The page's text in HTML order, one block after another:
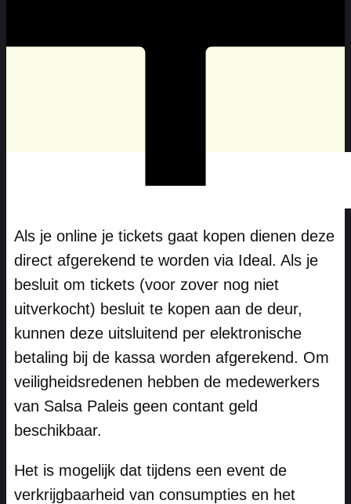
Als je online je tickets gaat kopen dienen deze
direct afgerekend te worden via Ideal. Als je
besluit om tickets (voor zover nog niet
uitverkocht) besluit te kopen aan de deur,
kunnen deze uitsluitend per elektronische
betaling bij de kassa worden afgerekend. Om
veiligheidsredenen hebben de medewerkers
van Salsa Paleis geen contant geld
beschikbaar.
Het is mogelijk dat tijdens een event de
verkrijgbaarheid van consumpties en het